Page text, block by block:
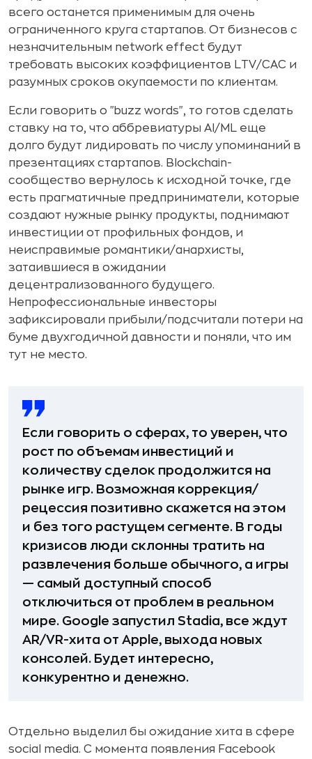
всего останется применимым для очень
ограниченного круга стартапов. От бизнесов с
незначительным network effect будут
требовать высоких коэффициентов LTV/CAC и
разумных сроков окупаемости по клиентам.
Если говорить о "buzz words", то готов сделать
ставку на то, что аббревиатуры AI/ML еще
долго будут лидировать по числу упоминаний в
презентациях стартапов. Blockchain-
сообщество вернулось к исходной точке, где
есть прагматичные предприниматели, которые
создают нужные рынку продукты, поднимают
инвестиции от профильных фондов, и
неисправимые романтики/анархисты,
затаившиеся в ожидании
децентрализованного будущего.
Непрофессиональные инвесторы
зафиксировали прибыли/подсчитали потери на
буме двухгодичной давности и поняли, что им
тут не место.
Если говорить о сферах, то уверен, что
рост по объемам инвестиций и
количеству сделок продолжится на
рынке игр. Возможная коррекция/
рецессия позитивно скажется на этом
и без того растущем сегменте. В годы
кризисов люди склонны тратить на
развлечения больше обычного, а игры
— самый доступный способ
отключиться от проблем в реальном
мире. Google запустил Stadia, все ждут
AR/VR-хита от Apple, выхода новых
консолей. Будет интересно,
конкурентно и денежно.
Отдельно выделил бы ожидание хита в сфере
social media. С момента появления Facebook